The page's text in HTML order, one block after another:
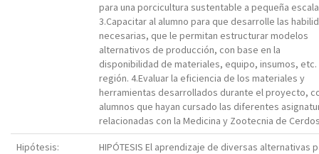
para una porcicultura sustentable a pequeña
3.Capacitar al alumno para que desarrolle las
necesarias, que le permitan estructurar modelos
alternativos de producción, con base en la
disponibilidad de materiales, equipo, insumos, etc.
región. 4.Evaluar la eficiencia de los materiales y
herramientas desarrollados durante el proyecto,
alumnos que hayan cursado las diferentes
relacionadas con la Medicina y Zootecnia de
Hipótesis:
HIPÓTESIS El aprendizaje de diversas alternativas